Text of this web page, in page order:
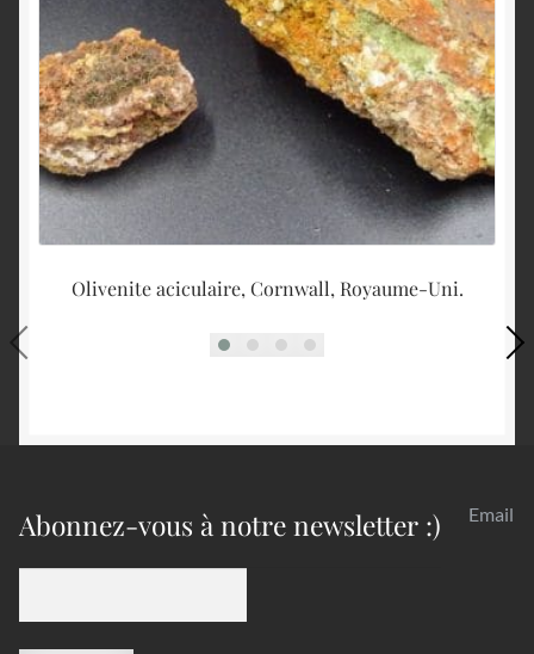
Olivenite aciculaire, Cornwall, Royaume-Uni.
Abonnez-vous à notre newsletter :) Email